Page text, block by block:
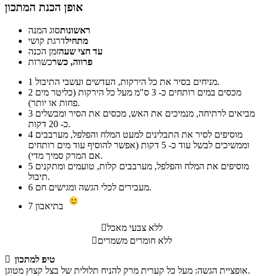
אופן הכנת המתכון
ראשונותסוג המנה
מתחילדרגת קושי
עד חצי שעהזמן הכנה
פרווה, כשרכשרות
1
מניחים בסיר את כל הירקות, העדשים ועשבי התיבול.
2
פחות או יותר).
3
כ- 20 דקות.
4
וממשיכים לבשל עוד כ- 5 דקות (אפשר להוסיף עוד מים רותחים
אם המרק סמיך מדי).
5
תיבול.
6
מעבירים לכלי הגשה ומגישים חם.
7
ללא צבעי מאכל
ללא חומרים משמרים
 טיפ למתכון
אופציית הגשה: מעל כל קערית מרק להניח תלולית של בצל קצוץ מטוגן.